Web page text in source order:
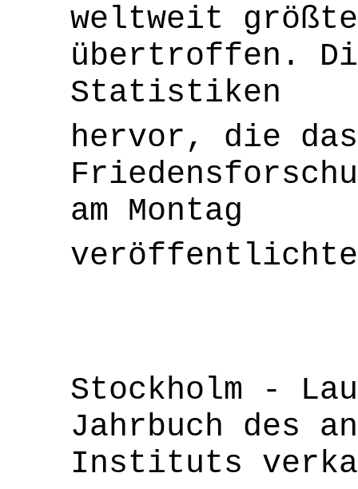
weltweit
übertroffen.
Statistiken
hervor, die
am Montag
Stockholm -
Jahrbuch des
Instituts